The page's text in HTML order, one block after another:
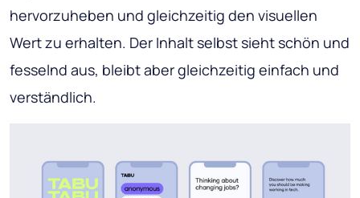
hervorzuheben und gleichzeitig den visuellen
Wert zu erhalten. Der Inhalt selbst sieht schön und
fesselnd aus, bleibt aber gleichzeitig einfach und
verständlich.